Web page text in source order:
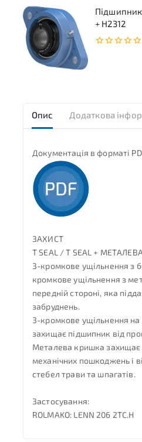
+ H2312
Опис Додаткова
Документація в форматі
ЗАХИСТ
T SEAL / T SEAL +
3-кромкове ущільнення з
кромкове ущільнення з
передній стороні, яка
забруднень.
3-кромкове ущільнення на
захищає підшипник від
Металева кришка захищає
механічних пошкоджень і
стебел трави та шпагатів.
Застосування:
ROLMAKO: LENN 206 2TC.H